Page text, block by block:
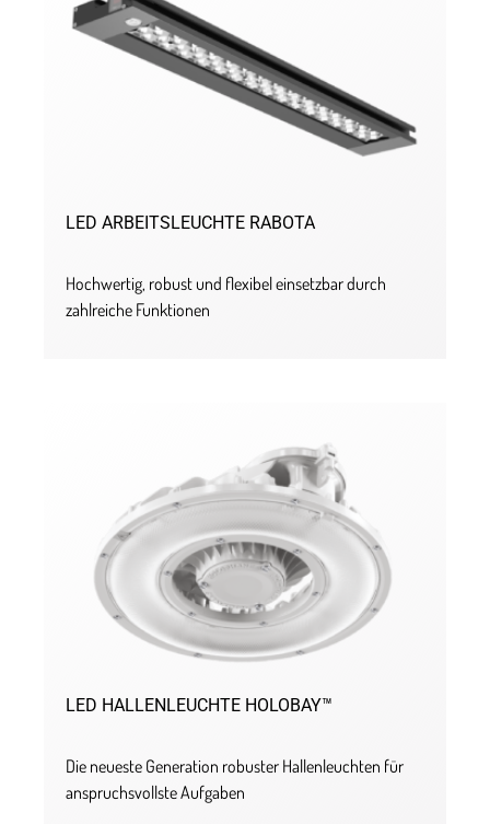
LED ARBEITSLEUCHTE RABOTA
Hochwertig, robust und flexibel einsetzbar durch
zahlreiche Funktionen
LED HALLENLEUCHTE HOLOBAY™
Die neueste Generation robuster Hallenleuchten für
anspruchsvollste Aufgaben